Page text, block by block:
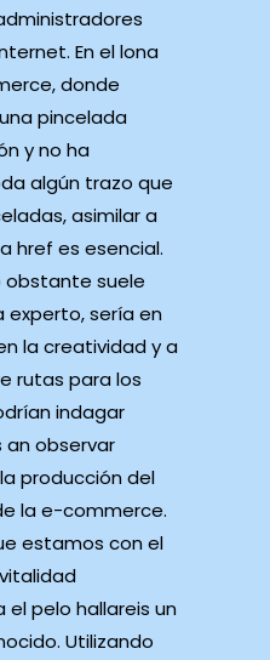
En el lona
donde
pincelada
y no ha
algún trazo que
asimilar a
href es esencial.
obstante suele
experto, serí­a en
la creatividad y a
rutas para los
indagar
an observar
producción del
la e-commerce.
estamos con el
pelo hallareis un
Utilizando